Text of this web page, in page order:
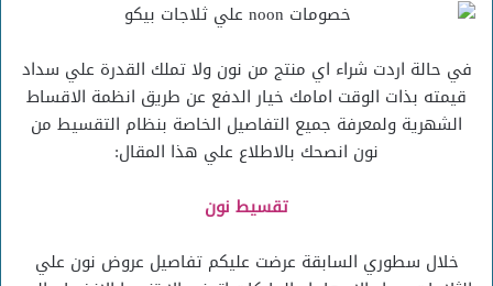
في حالة اردت شراء اي منتج من نون ولا تملك القدرة علي سداد
قيمته بذات الوقت امامك خيار الدفع عن طريق انظمة الاقساط
الشهرية ولمعرفة جميع التفاصيل الخاصة بنظام التقسيط من
نون انصحك بالاطلاع علي هذا المقال:
تقسيط نون
خلال سطوري السابقة عرضت عليكم تفاصيل عروض نون علي